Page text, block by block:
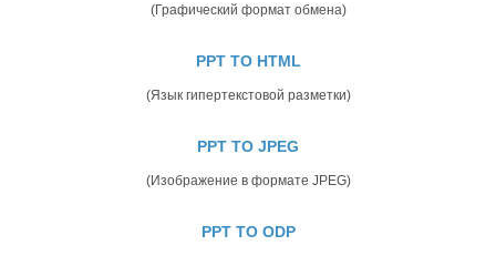
(Графический формат обмена)
PPT TO HTML
(Язык гипертекстовой разметки)
PPT TO JPEG
(Изображение в формате JPEG)
PPT TO ODP